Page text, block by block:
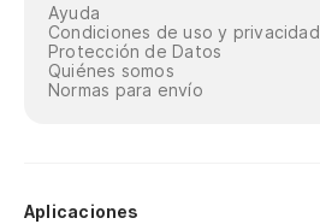
Ayuda
Condiciones de uso y privacidad
Protección de Datos
Quiénes somos
Normas para envío
Aplicaciones